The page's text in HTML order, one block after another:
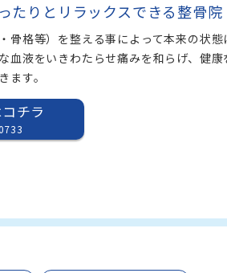
たりとリラックスできる整骨院
骨格等）を整える事によって本来の状態
血液をいきわたらせ痛みを和らげ、健康
ます。
チラ